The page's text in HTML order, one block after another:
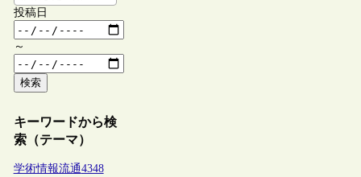
投稿日
～
検索
キーワードから検
索（テーマ）
学術情報流通4348